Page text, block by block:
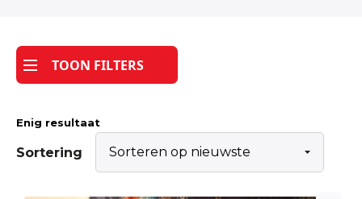
Tijdpakker stof
TOON FILTERS
Enig resultaat
Sortering